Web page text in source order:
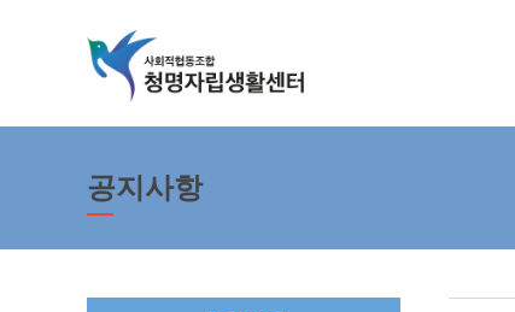
공지사항